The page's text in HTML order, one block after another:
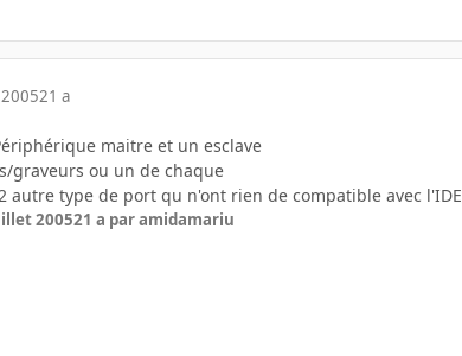
21 a
maitre et un esclave
graveurs ou un de chaque
2 autre type de port qu n'ont rien de compatible avec l'IDE
200521 a par amidamariu